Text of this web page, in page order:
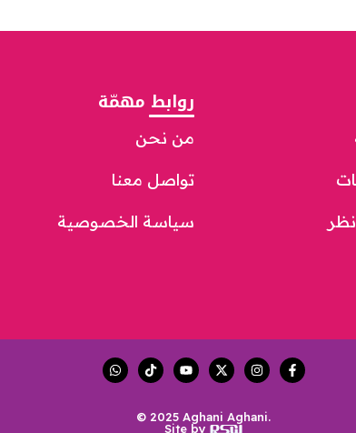
روابط مهمّة
من نحن
تواصل معنا
سياسة الخصوصية
© 2025 Aghani Aghani.
Site by